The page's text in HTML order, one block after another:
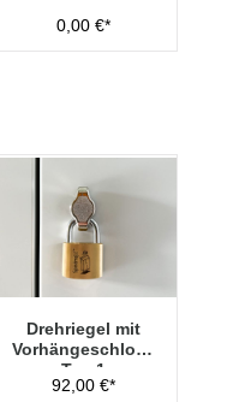
0,00 €*
Drehriegel mit
Vorhängeschloss
Typ 1
92,00 €*